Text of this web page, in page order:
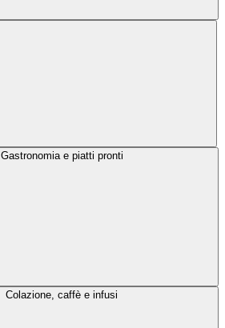
Gastronomia e piatti pronti
Colazione, caffè e infusi